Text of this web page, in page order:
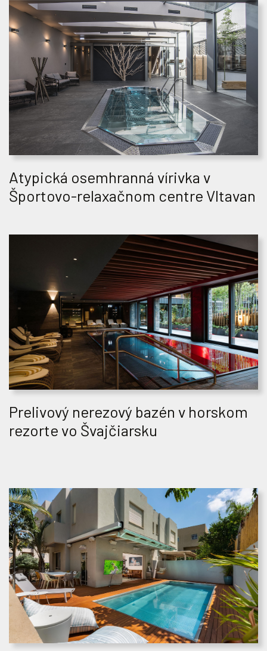
Atypická osemhranná vírivka v
Športovo-relaxačnom centre Vltavan
Prelivový nerezový bazén v horskom
rezorte vo Švajčiarsku